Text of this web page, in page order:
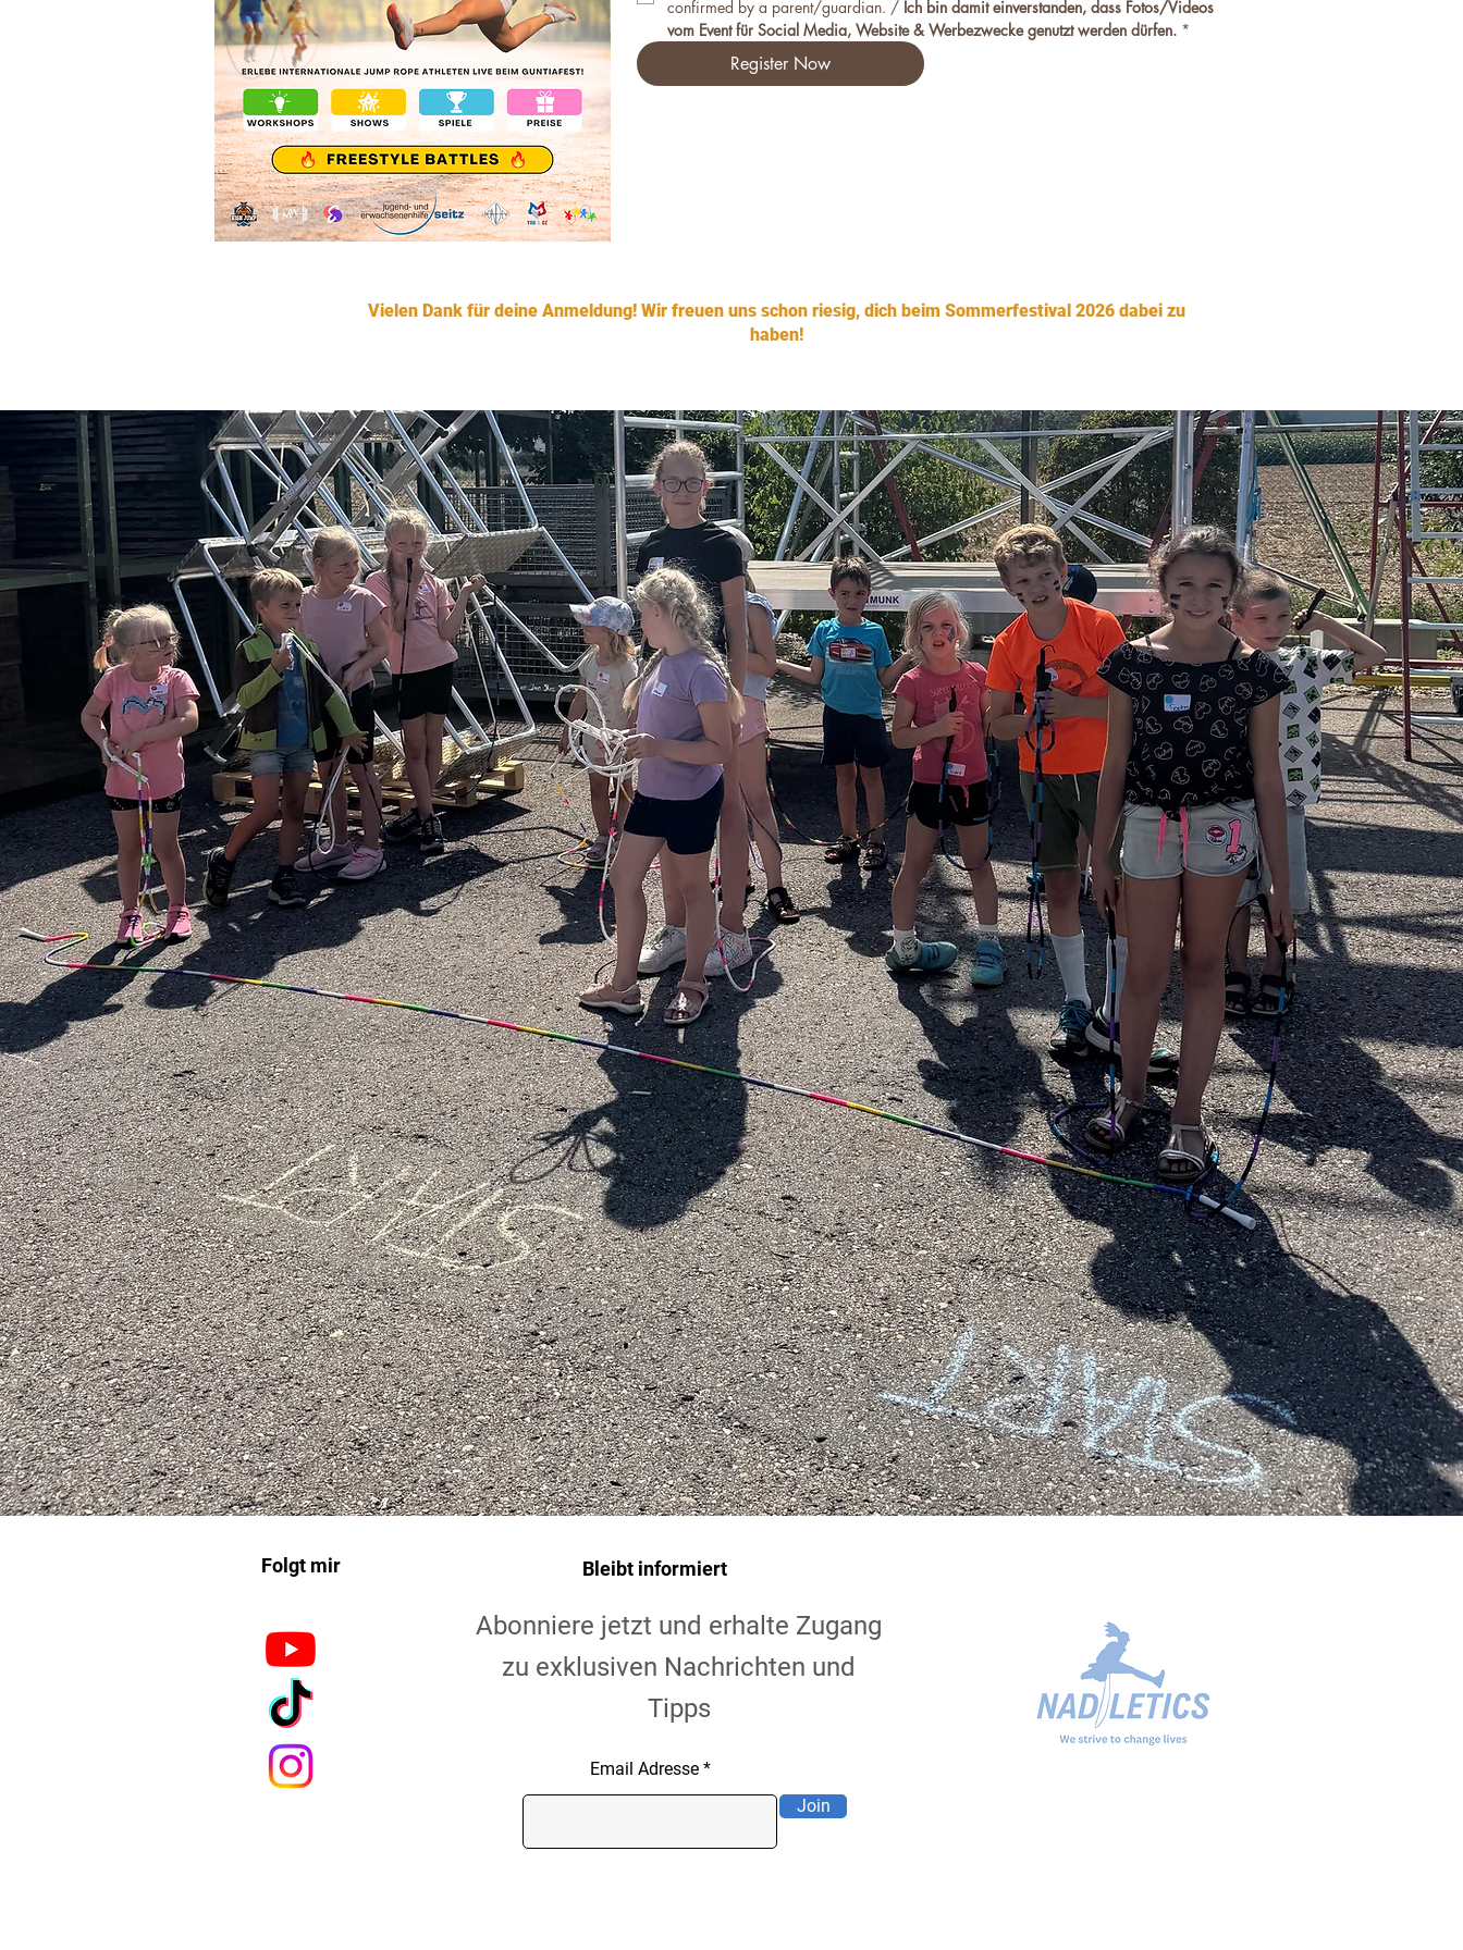
confirmed by a parent/guardian. / Ich bin damit einverstanden, dass Fotos/Videos
vom Event für Social Media, Website & Werbezwecke genutzt werden dürfen. *
Register Now
Vielen Dank für deine Anmeldung! Wir freuen uns schon riesig, dich beim Sommerfestival 2026 dabei zu
haben!
Folgt mir Bleibt informiert
Abonniere jetzt und erhalte Zugang
zu exklusiven Nachrichten und
Tipps
Email Adresse
Join